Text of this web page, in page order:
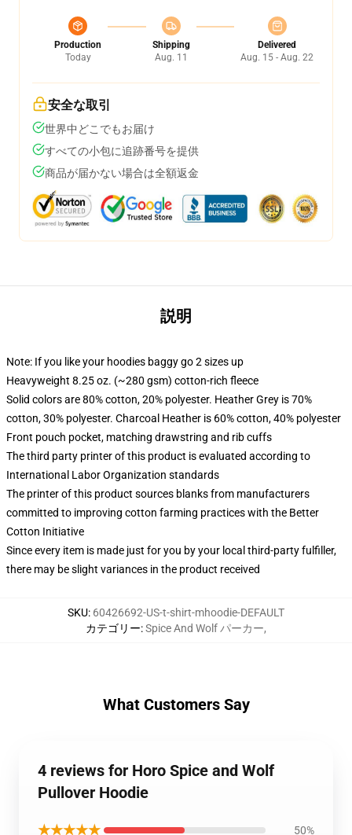
Production
Today
Shipping
Aug. 11
Delivered
Aug. 15 - Aug. 22
安全な取引
世界中どこでもお届け
すべての小包に追跡番号を提供
商品が届かない場合は全額返金
説明
Note: If you like your hoodies baggy go 2 sizes up
Heavyweight 8.25 oz. (~280 gsm) cotton-rich fleece
Solid colors are 80% cotton, 20% polyester. Heather Grey is 70%
cotton, 30% polyester. Charcoal Heather is 60% cotton, 40% polyester
Front pouch pocket, matching drawstring and rib cuffs
The third party printer of this product is evaluated according to
International Labor Organization standards
The printer of this product sources blanks from manufacturers
committed to improving cotton farming practices with the Better
Cotton Initiative
Since every item is made just for you by your local third-party fulfiller,
there may be slight variances in the product received
SKU: 60426692-US-t-shirt-mhoodie-DEFAULT
カテゴリー:Spice And Wolf パーカー,
What Customers Say
4 reviews for Horo Spice and Wolf
Pullover Hoodie
★★★★★ 50%